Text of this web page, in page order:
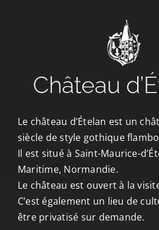
Le château d’Ételan est un
siècle de style gothique
Il est situé à Saint-Maurice-
Maritime, Normandie.
Le château est ouvert à la
C’est également un lieu de
être privatisé sur demande.